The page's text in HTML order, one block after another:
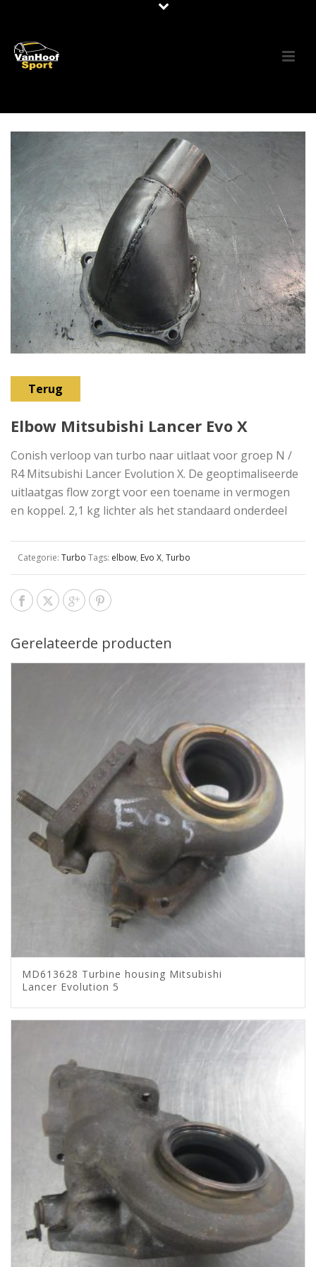
Terug
Elbow Mitsubishi Lancer Evo X
Conish verloop van turbo naar uitlaat voor groep N /
R4 Mitsubishi Lancer Evolution X. De geoptimaliseerde
uitlaatgas flow zorgt voor een toename in vermogen
en koppel. 2,1 kg lichter als het standaard onderdeel
Categorie: Turbo Tags: elbow, Evo X, Turbo
Gerelateerde producten
MD613628 Turbine housing Mitsubishi
Lancer Evolution 5